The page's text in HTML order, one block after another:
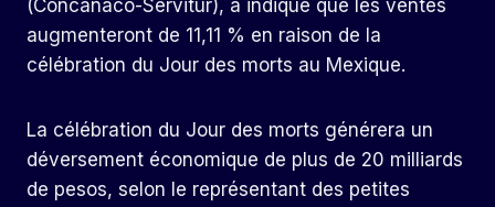
(Concanaco-Servitur), a indiqué que les ventes
augmenteront de 11,11 % en raison de la
célébration du Jour des morts au Mexique.
La célébration du Jour des morts générera un
déversement économique de plus de 20 milliards
de pesos, selon le représentant des petites